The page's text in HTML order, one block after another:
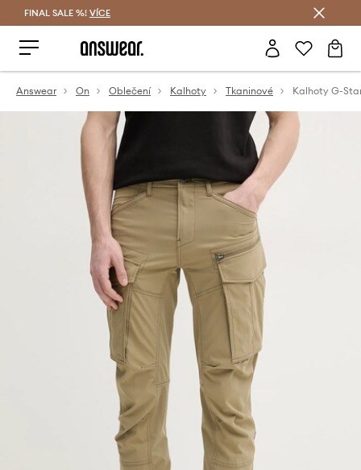
FINAL SALE %! VÍCE
Answear On Oblečení Kalhoty Tkaninové Kalhoty G-